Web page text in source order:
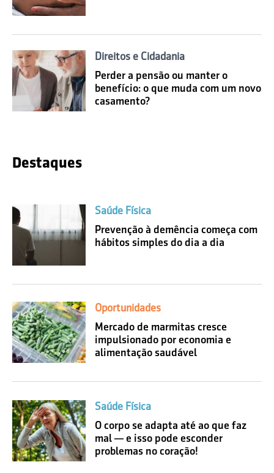
Direitos e Cidadania
Perder a pensão ou manter o
benefício: o que muda com um novo
casamento?
Destaques
Saúde Física
Prevenção à demência começa com
hábitos simples do dia a dia
Oportunidades
Mercado de marmitas cresce
impulsionado por economia e
alimentação saudável
Saúde Física
O corpo se adapta até ao que faz
mal — e isso pode esconder
problemas no coração!